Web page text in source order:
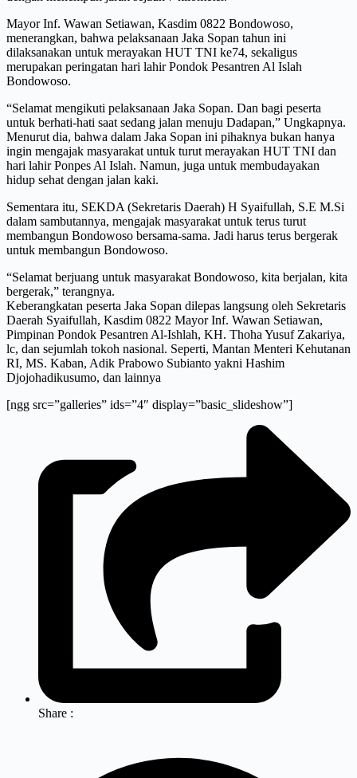
Mayor Inf. Wawan Setiawan, Kasdim 0822 Bondowoso,
menerangkan, bahwa pelaksanaan Jaka Sopan tahun ini
dilaksanakan untuk merayakan HUT TNI ke74, sekaligus
merupakan peringatan hari lahir Pondok Pesantren Al Islah
Bondowoso.
“Selamat mengikuti pelaksanaan Jaka Sopan. Dan bagi peserta
untuk berhati-hati saat sedang jalan menuju Dadapan,” Ungkapnya.
Menurut dia, bahwa dalam Jaka Sopan ini pihaknya bukan hanya
ingin mengajak masyarakat untuk turut merayakan HUT TNI dan
hari lahir Ponpes Al Islah. Namun, juga untuk membudayakan
hidup sehat dengan jalan kaki.
Sementara itu, SEKDA (Sekretaris Daerah) H Syaifullah, S.E M.Si
dalam sambutannya, mengajak masyarakat untuk terus turut
membangun Bondowoso bersama-sama. Jadi harus terus bergerak
untuk membangun Bondowoso.
“Selamat berjuang untuk masyarakat Bondowoso, kita berjalan, kita
bergerak,” terangnya.
Keberangkatan peserta Jaka Sopan dilepas langsung oleh Sekretaris
Daerah Syaifullah, Kasdim 0822 Mayor Inf. Wawan Setiawan,
Pimpinan Pondok Pesantren Al-Ishlah, KH. Thoha Yusuf Zakariya,
lc, dan sejumlah tokoh nasional. Seperti, Mantan Menteri Kehutanan
RI, MS. Kaban, Adik Prabowo Subianto yakni Hashim
Djojohadikusumo, dan lainnya
[ngg src=”galleries” ids=”4″ display=”basic_slideshow”]
Share :